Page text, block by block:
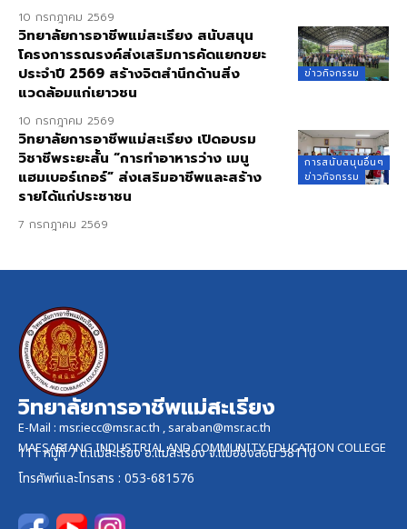
10 กรกฎาคม 2569
ข่าวกิจกรรม
วิทยาลัยการอาชีพแม่สะเรียง สนับสนุน
โครงการรณรงค์ส่งเสริมการคัดแยกขยะ
ประจำปี 2569 สร้างจิตสำนึกด้านสิ่ง
แวดล้อมแก่เยาวชน
10 กรกฎาคม 2569
การสนับสนุนอื่นๆ
ข่าวกิจกรรม
วิทยาลัยการอาชีพแม่สะเรียง เปิดอบรม
วิชาชีพระยะสั้น “การทำอาหารว่าง เมนู
แฮมเบอร์เกอร์” ส่งเสริมอาชีพและสร้าง
รายได้แก่ประชาชน
7 กรกฎาคม 2569
วิทยาลัยการอาชีพแม่สะเรียง
E-Mail : msr.iecc@msr.ac.th ,saraban@msr.ac.th
MAESARIANG INDUSTRIAL AND COMMUNITY EDUCATION COLLEGE
111 หมู่ที่ 7 ต.แม่สะเรียง อ.แม่สะเรียง จ.แม่ฮ่องสอน 58110
โทรศัพท์และโทรสาร : 053-681576